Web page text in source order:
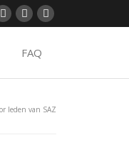
FAQ
leden van SAZ